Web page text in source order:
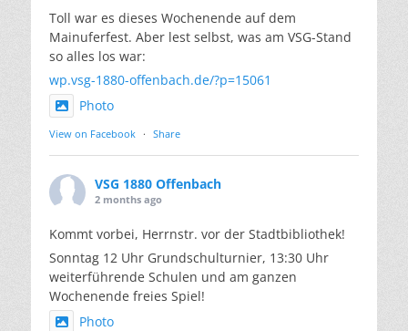
Toll war es dieses Wochenende auf dem
Mainuferfest. Aber lest selbst, was am VSG-Stand
so alles los war:
wp.vsg-1880-offenbach.de/?p=15061
Photo
View on Facebook · Share
VSG 1880 Offenbach
2 months ago
Kommt vorbei, Herrnstr. vor der Stadtbibliothek!
Sonntag 12 Uhr Grundschulturnier, 13:30 Uhr
weiterführende Schulen und am ganzen
Wochenende freies Spiel!
Photo